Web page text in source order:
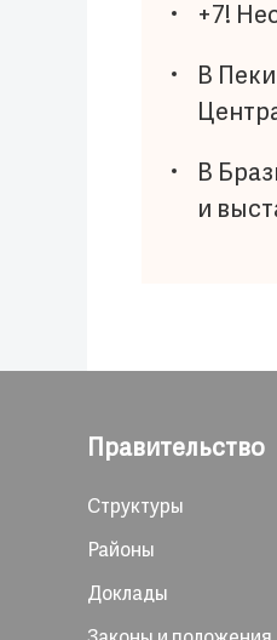
+7!
В
В
и
Правительство
Структуры
Районы
Доклады